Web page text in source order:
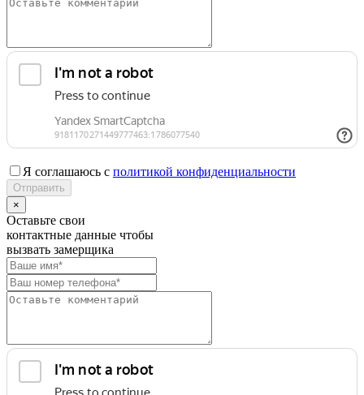
Я соглашаюсь с политикой конфиденциальности
×
Оставьте свои
контактные данные чтобы
вызвать замерщика